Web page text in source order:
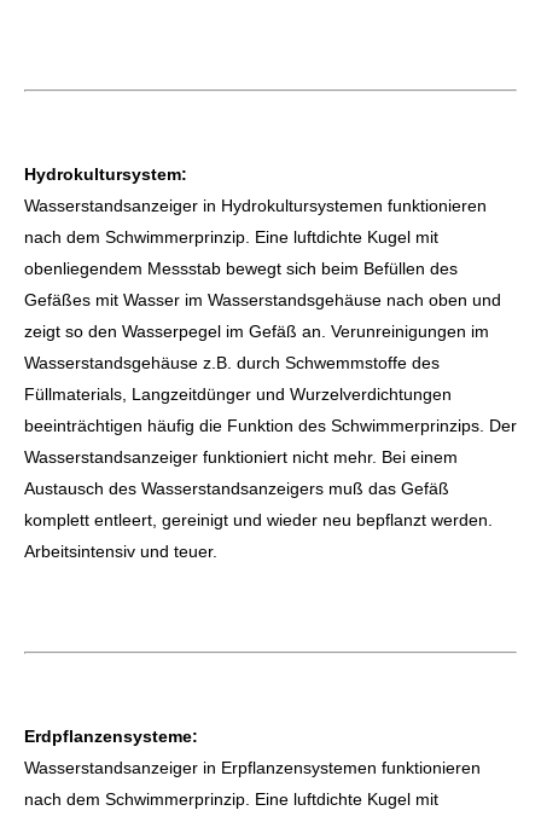
Hydrokultursystem:
Wasserstandsanzeiger in Hydrokultursystemen funktionieren
nach dem Schwimmerprinzip. Eine luftdichte Kugel mit
obenliegendem Messstab bewegt sich beim Befüllen des
Gefäßes mit Wasser im Wasserstandsgehäuse nach oben und
zeigt so den Wasserpegel im Gefäß an. Verunreinigungen im
Wasserstandsgehäuse z.B. durch Schwemmstoffe des
Füllmaterials, Langzeitdünger und Wurzelverdichtungen
beeinträchtigen häufig die Funktion des Schwimmerprinzips. Der
Wasserstandsanzeiger funktioniert nicht mehr. Bei einem
Austausch des Wasserstandsanzeigers muß das Gefäß
komplett entleert, gereinigt und wieder neu bepflanzt werden.
Arbeitsintensiv und teuer.
Erdpflanzensysteme:
Wasserstandsanzeiger in Erpflanzensystemen funktionieren
nach dem Schwimmerprinzip. Eine luftdichte Kugel mit